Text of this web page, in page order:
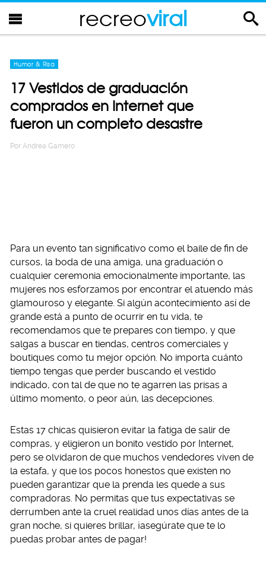
recreoviral
Humor & Risa
17 Vestidos de graduación
comprados en Internet que
fueron un completo desastre
Por Andrea Gamero
Para un evento tan significativo como el baile de fin de
cursos, la boda de una amiga, una graduación o
cualquier ceremonia emocionalmente importante, las
mujeres nos esforzamos por encontrar el atuendo más
glamouroso y elegante. Si algún acontecimiento así de
grande está a punto de ocurrir en tu vida, te
recomendamos que te prepares con tiempo, y que
salgas a buscar en tiendas, centros comerciales y
boutiques como tu mejor opción. No importa cuánto
tiempo tengas que perder buscando el vestido
indicado, con tal de que no te agarren las prisas a
último momento, o peor aún, las decepciones.
Estas 17 chicas quisieron evitar la fatiga de salir de
compras, y eligieron un bonito vestido por Internet,
pero se olvidaron de que muchos vendedores viven de
la estafa, y que los pocos honestos que existen no
pueden garantizar que la prenda les quede a sus
compradoras. No permitas que tus expectativas se
derrumben ante la cruel realidad unos días antes de la
gran noche, si quieres brillar, ¡asegúrate que te lo
puedas probar antes de pagar!